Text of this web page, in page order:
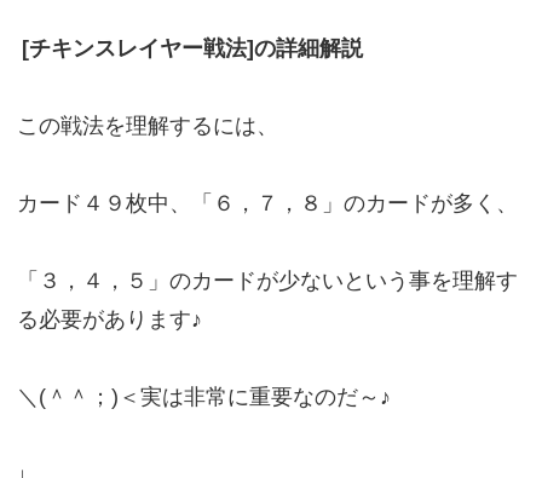
[チキンスレイヤー戦法]の詳細解説
この戦法を理解するには、
カード４９枚中、「６，７，８」のカードが多く、
「３，４，５」のカードが少ないという事を理解す
る必要があります♪
＼(＾＾；)＜実は非常に重要なのだ～♪